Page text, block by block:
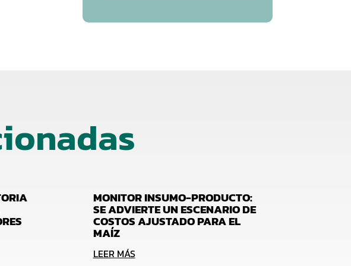
MONITOR INSUMO-PRODUCTO:
SE ADVIERTE UN ESCENARIO DE
COSTOS AJUSTADO PARA EL
MAÍZ
LEER MÁS